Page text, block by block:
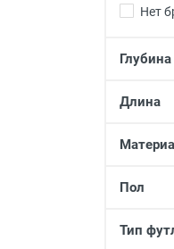
Нет
Глубина
Длина
Пол
Тип